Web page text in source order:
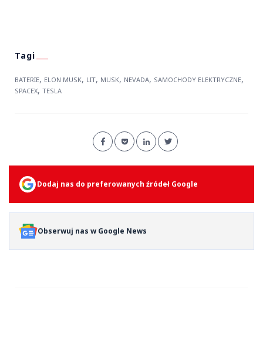
BATERIE, ELON MUSK, LIT, MUSK, NEVADA, SAMOCHODY ELEKTRYCZNE,
SPACEX, TESLA
Dodaj nas do preferowanych źródeł Google
Obserwuj nas w Google News